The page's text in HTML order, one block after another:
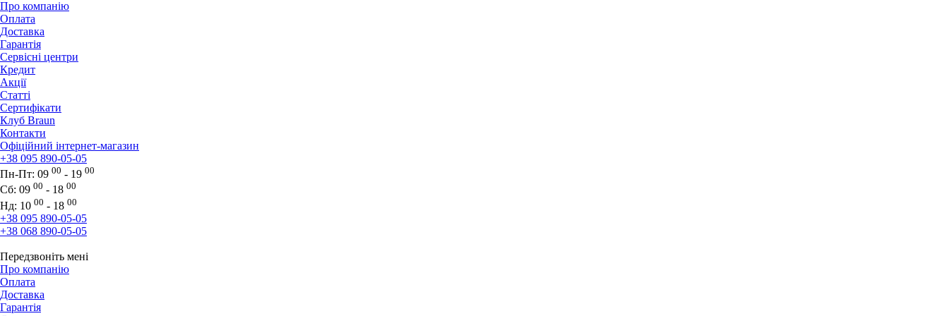
Про компанію
Оплата
Доставка
Гарантія
Сервісні центри
Кредит
Акції
Статті
Сертифікати
Клуб Braun
Контакти
Офіційний інтернет-магазин
+38 095 890-05-05
Пн-Пт: 09 00 - 19 00
Сб: 09 00 - 18 00
Нд: 10 00 - 18 00
+38 095 890-05-05
+38 068 890-05-05
Передзвоніть мені
Про компанію
Оплата
Доставка
Гарантія